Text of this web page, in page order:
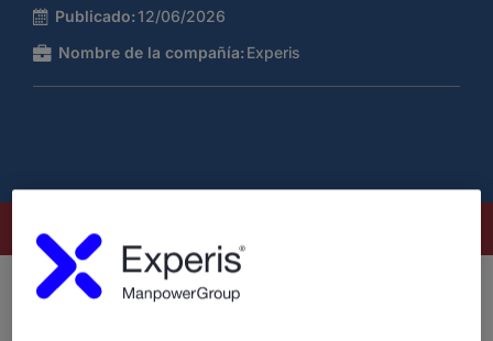
Publicado: 12/06/2026
Nombre de la compañía: Experis
¿Quiénes somos?